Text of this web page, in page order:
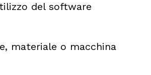
del software
materiale o macchina